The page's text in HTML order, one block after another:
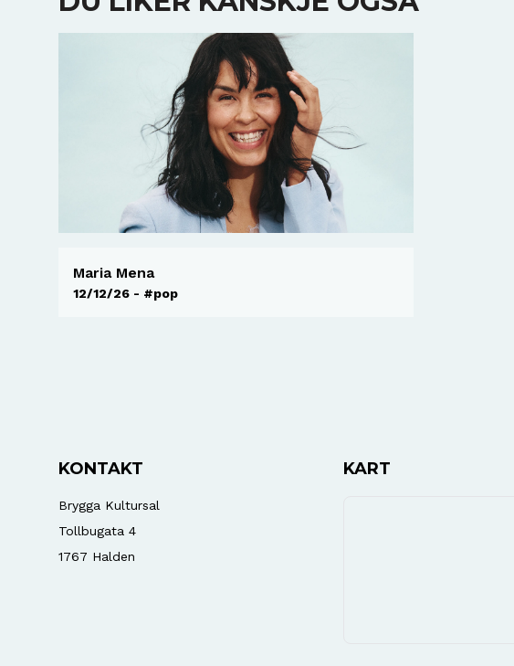
Maria Mena
12/12/26 - #pop
KONTAKT
Brygga Kultursal
Tollbugata 4
1767 Halden
KART